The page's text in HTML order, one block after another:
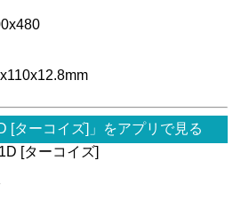
[ターコイズ]」をアプリで見る
[ターコイズ]